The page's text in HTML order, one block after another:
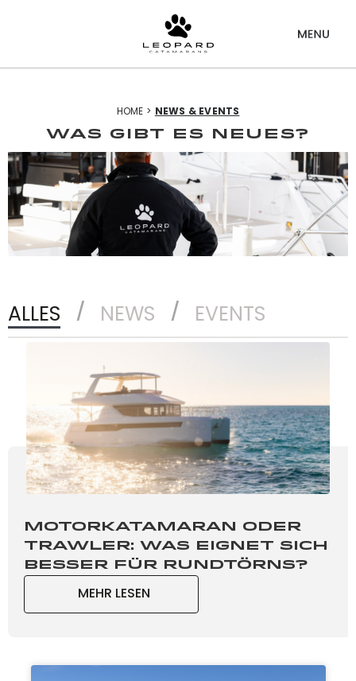
HOME > NEWS & EVENTS
WAS GIBT ES NEUES?
ALLES NEWS EVENTS
Motorkatamaran oder
Trawler: Was eignet sich
besser für Rundtörns?
MEHR LESEN